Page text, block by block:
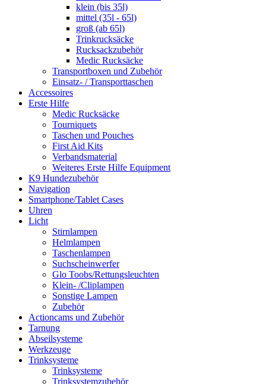
klein (bis 35l)
mittel (35l - 65l)
groß (ab 65l)
Trinkrucksäcke
Rucksackzubehör
Medic Rucksäcke
Transportboxen und Zubehör
Einsatz- / Transporttaschen
Accessoires
Erste Hilfe
Medic Rucksäcke
Tourniquets
Taschen und Pouches
First Aid Kits
Verbandsmaterial
Weiteres Erste Hilfe Equipment
K9 Hundezubehör
Navigation
Smartphone/Tablet Cases
Uhren
Licht
Stirnlampen
Helmlampen
Taschenlampen
Suchscheinwerfer
Glo Toobs/Rettungsleuchten
Klein- /Cliplampen
Sonstige Lampen
Zubehör
Actioncams und Zubehör
Tarnung
Abseilsysteme
Werkzeuge
Trinksysteme
Trinksysteme
Trinksystemzubehör